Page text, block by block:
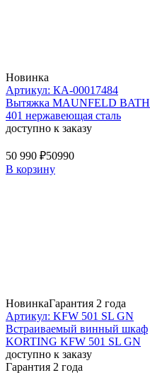
Новинка
Артикул: КА-00017484
Вытяжка MAUNFELD BATH
401 нержавеющая сталь
доступно к заказу
50 990 ₽50990
В корзину
НовинкаГарантия 2 года
Артикул: KFW 501 SL GN
Встраиваемый винный шкаф
KORTING KFW 501 SL GN
доступно к заказу
Гарантия 2 года